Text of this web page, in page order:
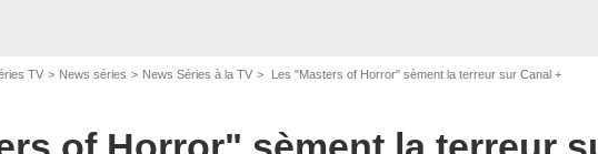
TV News séries News Séries à la TV Les "Masters of Horror" sèment la terreur sur Canal +